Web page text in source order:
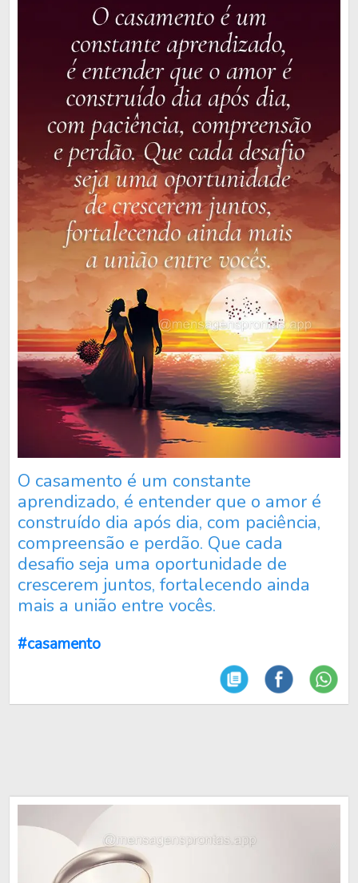
O casamento é um constante
aprendizado, é entender que o amor é
construído dia após dia, com paciência,
compreensão e perdão. Que cada
desafio seja uma oportunidade de
crescerem juntos, fortalecendo ainda
mais a união entre vocês.
#casamento